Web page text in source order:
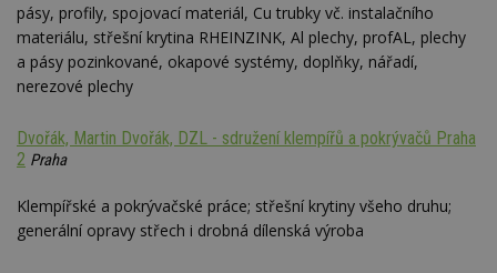
pásy, profily, spojovací materiál, Cu trubky vč. instalačního
materiálu, střešní krytina RHEINZINK, Al plechy, profAL, plechy
a pásy pozinkované, okapové systémy, doplňky, nářadí,
nerezové plechy
Dvořák, Martin Dvořák, DZL - sdružení klempířů a pokrývačů Praha
2 Praha
Klempířské a pokrývačské práce; střešní krytiny všeho druhu;
generální opravy střech i drobná dílenská výroba